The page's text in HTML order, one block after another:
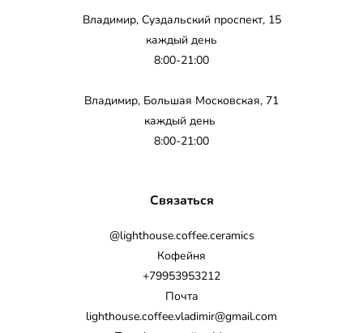
Владимир, Суздальский проспект, 15
каждый день
8:00-21:00
Владимир, Большая Московская, 71
каждый день
8:00-21:00
Связаться
@lighthouse.coffee.ceramics
Кофейня
+79953953212
Почта
lighthouse.coffee.vladimir@gmail.com